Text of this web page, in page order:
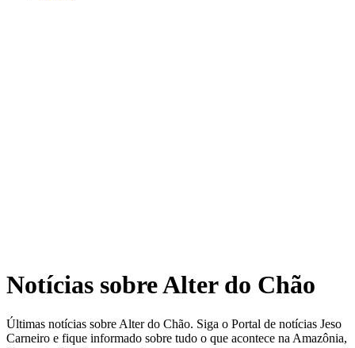
Notícias sobre Alter do Chão
Últimas notícias sobre Alter do Chão. Siga o Portal de notícias Jeso
Carneiro e fique informado sobre tudo o que acontece na Amazônia,